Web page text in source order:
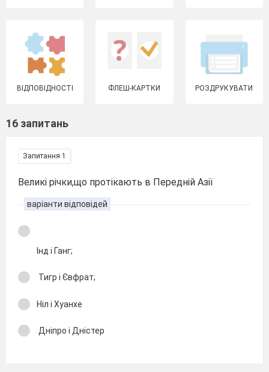
ВІДПОВІДНОСТІ ФЛЕШ-КАРТКИ РОЗДРУКУВАТИ
16 запитань
Запитання 1
Великі річки,що протікають в Передній Азії
варіанти відповідей
Інд і Ганг;
Тигр і Євфрат;
Ніл і Хуанхе
Дніпро і Дністер